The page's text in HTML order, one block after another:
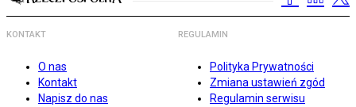
KONTAKT
O nas
Kontakt
Napisz do nas
REGULAMIN
Polityka Prywatności
Zmiana ustawień zgód
Regulamin serwisu